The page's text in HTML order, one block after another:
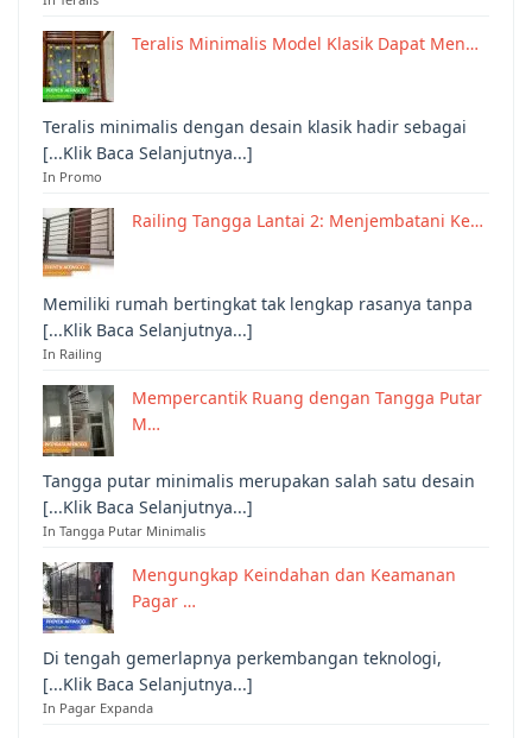
Teralis Minimalis Model Klasik Dapat Men…
Teralis minimalis dengan desain klasik hadir sebagai
[...Klik Baca Selanjutnya...]
In Promo
Railing Tangga Lantai 2: Menjembatani Ke…
Memiliki rumah bertingkat tak lengkap rasanya tanpa
[...Klik Baca Selanjutnya...]
In Railing
Mempercantik Ruang dengan Tangga Putar
M…
Tangga putar minimalis merupakan salah satu desain
[...Klik Baca Selanjutnya...]
In Tangga Putar Minimalis
Mengungkap Keindahan dan Keamanan
Pagar …
Di tengah gemerlapnya perkembangan teknologi,
[...Klik Baca Selanjutnya...]
In Pagar Expanda